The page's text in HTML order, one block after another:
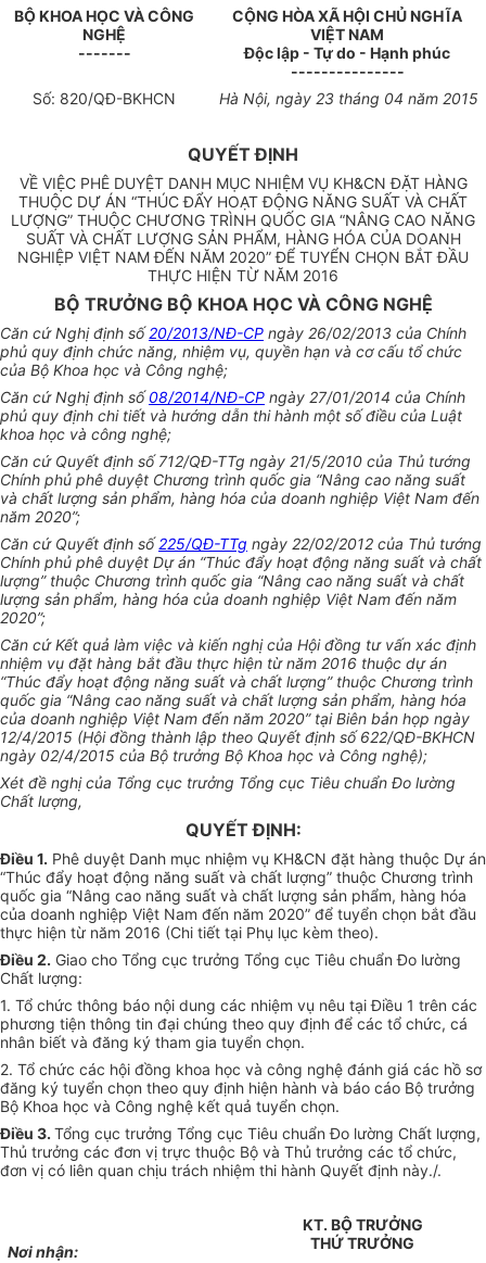
BỘKHOA HỌC VÀ CÔNG
NGHỆ
-------
CỘNG HÒA XÃ HỘI CHỦ NGHĨA
VIỆT NAM
Độc lập - Tự do - Hạnh phúc
---------------
Số: 820/QĐ-BKHCN Hà Nội, ngày23 tháng 04 năm 2015
QUYẾT ĐỊNH
VỀ VIỆC PHÊ DUYỆT DANH MỤC NHIỆM VỤ KH&CN ĐẶT HÀNG
THUỘC DỰ ÁN “THÚC ĐẨY HOẠT ĐỘNG NĂNG SUẤT VÀ CHẤT
LƯỢNG” THUỘC CHƯƠNG TRÌNH QUỐC GIA “NÂNG CAO NĂNG
SUẤT VÀ CHẤT LƯỢNG SẢN PHẨM, HÀNG HÓA CỦA DOANH
NGHIỆP VIỆT NAM ĐẾN NĂM 2020” ĐỂ TUYỂN CHỌN BẮT ĐẦU
THỰC HIỆN TỪ NĂM 2016
BỘ TRƯỞNG BỘ KHOA HỌC VÀ CÔNG NGHỆ
Căn cứ Nghị định số20/2013/NĐ-CP ngày 26/02/2013 của Chính
phủ quy định chức năng, nhiệm vụ, quyền hạn và cơ cấu tổ chức
của Bộ Khoa học và Công nghệ;
Căn cứ Nghị định số08/2014/NĐ-CP ngày 27/01/2014 của Chính
phủ quy định chi tiết và hướng dẫn thi hành một số điều của Luật
khoa học và công nghệ;
Căn cứ Quyết định số 712/QĐ-TTg ngày 21/5/2010 của Thủ tướng
Chính phủ phê duyệt Chương trình quốc gia “Nâng cao năng suất
và chất lượng sản phẩm, hàng hóa của doanh nghiệp Việt Nam đến
năm 2020”;
Căn cứ Quyết định số 225/QĐ-TTg ngày 22/02/2012 của Thủ tướng
Chính phủ phê duyệt Dự án “Thúc đẩy hoạt động năng suất và chất
lượng” thuộc Chương trình quốc gia “Nâng cao năng suất và chất
lượng sản phẩm, hàng hóa của doanh nghiệp Việt Nam đến năm
2020”;
Căn cứ Kết quả làm việc và kiến nghị của Hội đồng tư vấn xác định
nhiệm vụ đặt hàng bắt đầu thực hiện từ năm 2016 thuộc dự án
“Thúc đẩy hoạt động năng suất và chất lượng” thuộc Chương trình
quốc gia “Nâng cao năng suất và chất lượng sản phẩm, hàng hóa
của doanh nghiệp Việt Nam đến năm 2020” tại Biên bản họp ngày
12/4/2015 (Hội đồng thành lập theo Quyết định số 622/QĐ-BKHCN
ngày 02/4/2015 của Bộ trưởng Bộ Khoa học và Công nghệ);
Xét đề nghị của Tổng cục trưởng Tổng cục Tiêu chuẩn Đo lường
Chất lượng,
QUYẾT ĐỊNH:
Điều 1. Phê duyệt Danh mục nhiệm vụ KH&CN đặt hàng thuộc Dự án
“Thúc đẩy hoạt động năng suất và chất lượng” thuộc Chương trình
quốc gia “Nâng cao năng suất và chất lượng sản phẩm, hàng hóa
của doanh nghiệp Việt Nam đến năm 2020” để tuyển chọn bắt đầu
thực hiện từ năm 2016 (Chi tiết tại Phụ lục kèm theo).
Điều 2. Giao cho Tổng cục trưởng Tổng cục Tiêu chuẩn Đo lường
Chất lượng:
1. Tổ chức thông báo nội dung các nhiệm vụ nêu tại Điều 1 trên các
phương tiện thông tin đại chúng theo quy định để các tổ chức, cá
nhân biết và đăng ký tham gia tuyển chọn.
2. Tổ chức các hội đồng khoa học và công nghệ đánh giá các hồ sơ
đăng ký tuyển chọn theo quy định hiện hành và báo cáo Bộ trưởng
Bộ Khoa học và Công nghệ kết quả tuyển chọn.
Điều 3. Tổng cục trưởng Tổng cục Tiêu chuẩn Đo lường Chất lượng,
Thủ trưởng các đơn vị trực thuộc Bộ và Thủ trưởng các tổ chức,
đơn vị có liên quan chịu trách nhiệm thi hành Quyết định này./.
Nơi nhận:
KT. BỘ TRƯỞNG
THỨ TRƯỞNG